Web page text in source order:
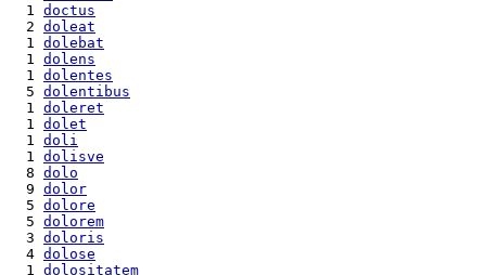
  1
doctus
  2
doleat
  1
dolebat
  1
dolens
  1
dolentes
  5
dolentibus
  1
doleret
  1
dolet
  1
doli
  1
dolisve
  8
dolo
  9
dolor
  5
dolore
  5
dolorem
  3
doloris
  4
dolose
  1
dolositatem